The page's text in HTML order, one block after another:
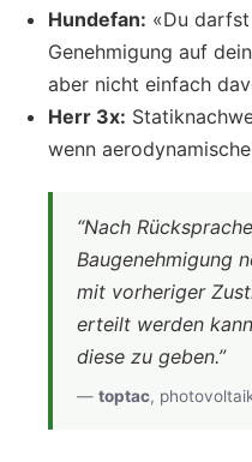
Hundefan: «Du
Genehmigung auf
aber nicht einfach
Herr 3x:
wenn
“Nach
Baugenehmigung
mit vorheriger
erteilt werden
diese zu geben.”
— toptac,